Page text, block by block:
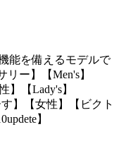
能を備えるモデルで
ー】【Men's】
】【Lady's】
】【女性】【ビクト
】